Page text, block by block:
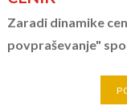
Zaradi dinamike
povpraševanje"